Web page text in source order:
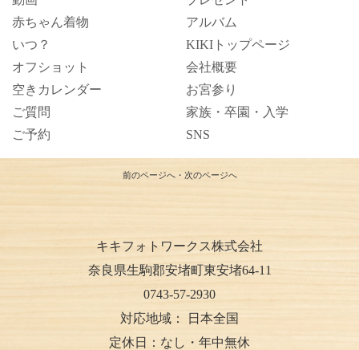
赤ちゃん着物
いつ？
オフショット
空きカレンダー
ご質問
ご予約
アルバム
KIKIトップページ
会社概要
お宮参り
家族・卒園・入学
SNS
前のページへ・ 次のページへ
キキフォトワークス株式会社
奈良県生駒郡安堵町東安堵64-11
0743-57-2930
対応地域：
日本全国
定休日：なし・年中無休